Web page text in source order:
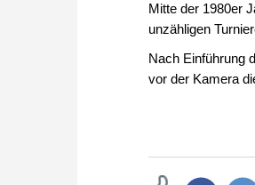
Mitte der 1980er
unzähligen
Nach Einführung
vor der Kamera